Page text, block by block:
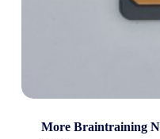
More Braintraining